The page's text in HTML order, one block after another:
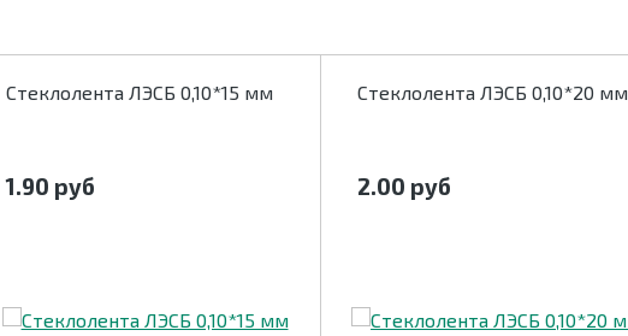
Стеклолента ЛЭСБ 0,10*15 мм
1.90 руб
Стеклолента ЛЭСБ 0,10*20 мм
2.00 руб